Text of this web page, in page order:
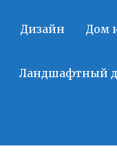
Дизайн Дом
Ландшафтный